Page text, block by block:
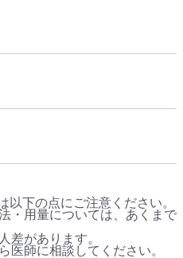
以下の点にご注意ください。
・用量については、あくまで
差があります。
医師に相談してください。